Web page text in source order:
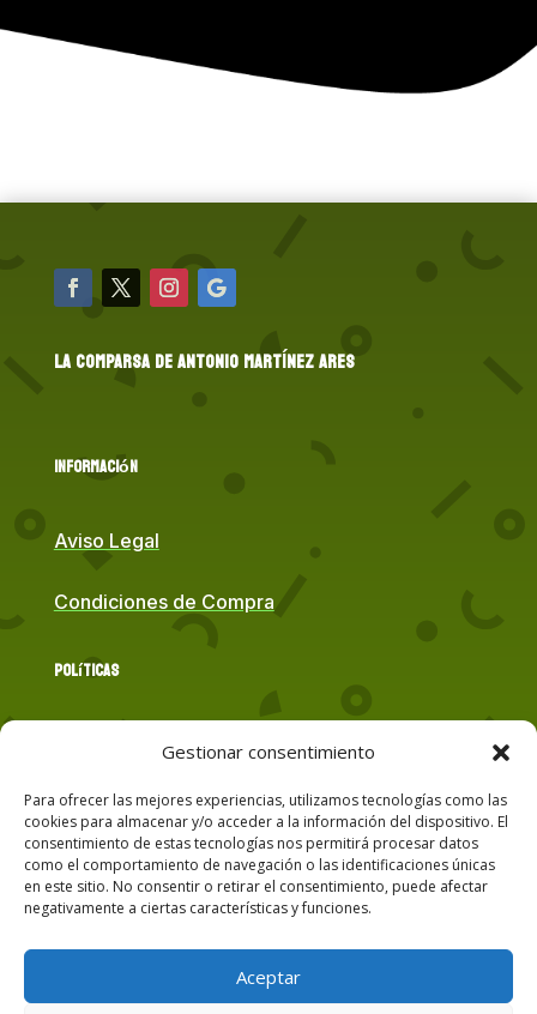
Gestionar consentimiento
Para ofrecer las mejores experiencias, utilizamos tecnologías como las
cookies para almacenar y/o acceder a la información del dispositivo. El
consentimiento de estas tecnologías nos permitirá procesar datos
como el comportamiento de navegación o las identificaciones únicas
en este sitio. No consentir o retirar el consentimiento, puede afectar
negativamente a ciertas características y funciones.
Aceptar
LA COMPARSA DE ANTONIO MARTÍNEZ ARES
Información
Aviso Legal
Condiciones de Compra
Políticas
Política de Privacidad
Contacto
Correo Electrónico